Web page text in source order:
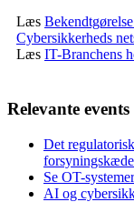
Læs
Cybersikkerheds
Læs IT-Branchens
Relevante
Det
Se OT-
AI og